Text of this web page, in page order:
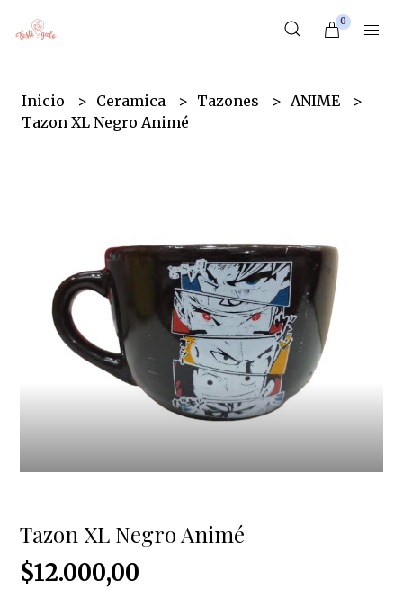
0
Inicio Ceramica Tazones
ANIME
Tazon XL Negro Animé
Tazon XL Negro Animé
$12.000,00